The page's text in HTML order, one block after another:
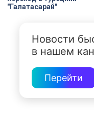
"Галатасарай"
Новости
в нашем
Перейти